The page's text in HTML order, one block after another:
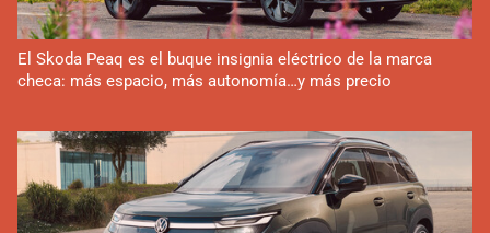
El Skoda Peaq es el buque insignia eléctrico de la marca
checa: más espacio, más autonomía…y más precio